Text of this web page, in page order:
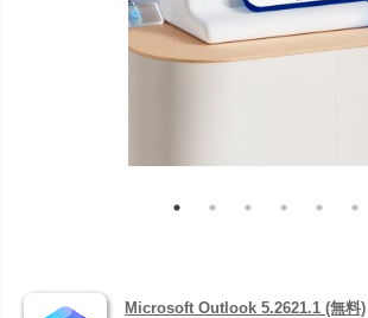
Microsoft Outlook 5.2621.1 (無料)